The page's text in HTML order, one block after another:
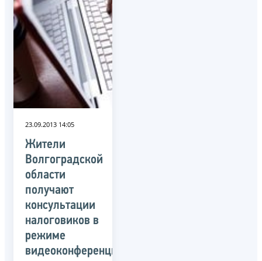
23.09.2013 14:05
Жители
Волгоградской
области
получают
консультации
налоговиков в
режиме
видеоконференции